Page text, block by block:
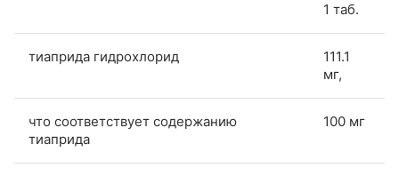
1 таб.
тиаприда гидрохлорид
111.1
мг,
что соответствует содержанию
тиаприда
100 мг